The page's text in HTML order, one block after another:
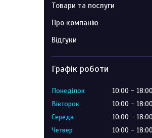
Товари та послуги
Про компанію
Відгуки
Графік роботи
Понеділок 10:00
18:00
Вівторок
10:00
18:00
Середа
10:00
18:00
Четвер
10:00
18:00